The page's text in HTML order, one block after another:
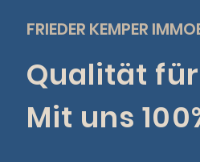
FRIEDER KEMPER
Qualität
Mit uns